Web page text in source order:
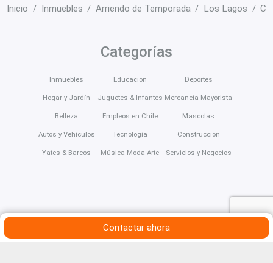
Inicio Inmuebles Arriendo de Temporada Los Lagos
Contactar ahora
Categorías
Inmuebles
Hogar y Jardín
Belleza
Autos y Vehículos
Yates & Barcos
Educación
Juguetes & Infantes
Empleos en Chile
Tecnología
Música Moda Arte
Deportes
Mercancía Mayorista
Mascotas
Construcción
Servicios y Negocios